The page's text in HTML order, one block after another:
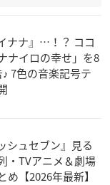
ナナ』…！？ ココ
ナイロの幸せ」を8
7色の音楽記号テ
シュセブン』見る
・TVアニメ＆劇場
め【2026年最新】